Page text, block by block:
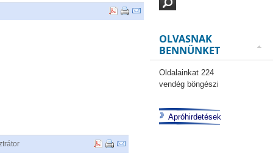
OLVASNAK
BENNÜNKET
Oldalainkat 224
vendég böngészi
Apróhirdetések